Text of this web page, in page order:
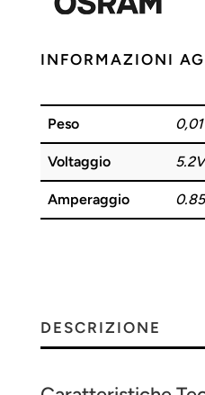
INFORMAZIONI
Peso
Voltaggio 5.2V
Amperaggio
DESCRIZIONE